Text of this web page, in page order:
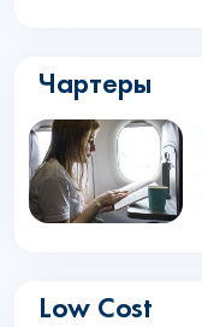
Чартеры
Low Cost